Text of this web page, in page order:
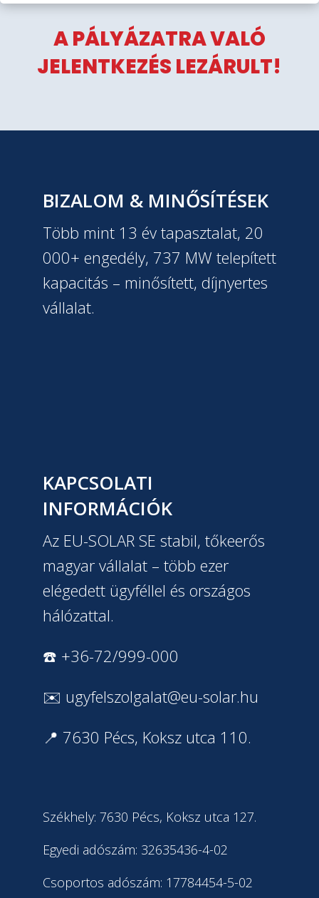
A PÁLYÁZATRA VALÓ
JELENTKEZÉS LEZÁRULT!
BIZALOM & MINŐSÍTÉSEK
Több mint 13 év tapasztalat, 20
000+ engedély, 737 MW telepített
kapacitás – minősített, díjnyertes
vállalat.
KAPCSOLATI
INFORMÁCIÓK
Az EU-SOLAR SE stabil, tőkeerős
magyar vállalat – több ezer
elégedett ügyféllel és országos
hálózattal.
☎️ +36-72/999-000
✉️ ugyfelszolgalat@eu-solar.hu
📍 7630 Pécs, Koksz utca 110.
Székhely: 7630 Pécs, Koksz utca 127.
Egyedi adószám: 32635436-4-02
Csoportos adószám: 17784454-5-02